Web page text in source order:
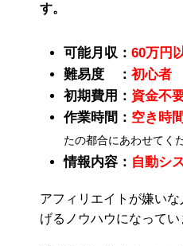
す。
可能月収： 60万円
難易度 ： 初心者
初期費用： 資金不
作業時間： 空き時
たの都合にあわせてく
情報内容： 自動シ
アフィリエイトが嫌い
げるノウハウになってい